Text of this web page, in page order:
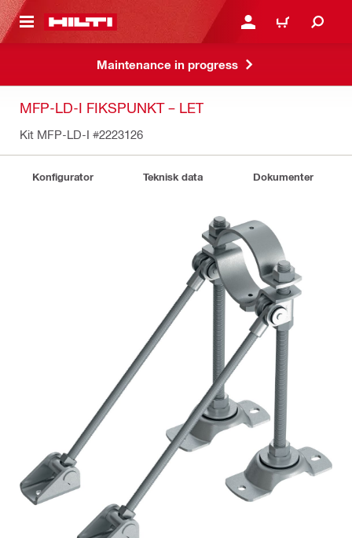
HOVEDINDHOLD LOG IND ELLER
INDKØBSKURV
Maintenance in progress
MFP-LD-I FIKSPUNKT – LET
Kit MFP-LD-I #2223126
Konfigurator Teknisk data Dokumenter